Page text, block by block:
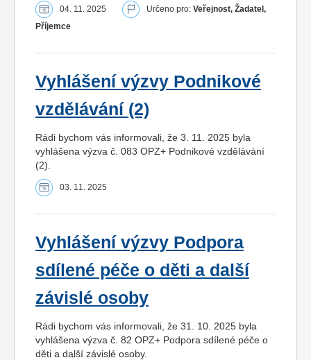
04. 11. 2025 Určeno pro: Veřejnost, Žadatel,
Příjemce
Vyhlášení výzvy Podnikové
vzdělávání (2)
Rádi bychom vás informovali, že 3. 11. 2025 byla
vyhlášena výzva č. 083 OPZ+ Podnikové vzdělávání
(2).
03. 11. 2025
Vyhlášení výzvy Podpora
sdílené péče o děti a další
závislé osoby
Rádi bychom vás informovali, že 31. 10. 2025 byla
vyhlášena výzva č. 82 OPZ+ Podpora sdílené péče o
děti a další závislé osoby.